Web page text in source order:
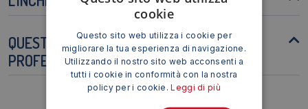
QUESTA PENNA È ADATTA ALL'USO
PROFESSIONALE?
cookie
Questo sito web utilizza i cookie per
migliorare la tua esperienza di navigazione.
Utilizzando il nostro sito web acconsenti a
tutti i cookie in conformità con la nostra
policy per i cookie.Leggi di più